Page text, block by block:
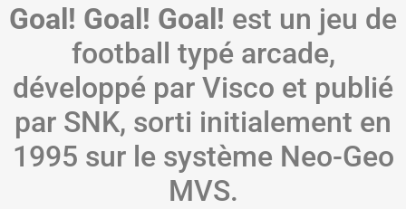
Goal! Goal! Goal! est un jeu de
football typé arcade,
développé par Visco et publié
par SNK, sorti initialement en
1995 sur le système Neo-Geo
MVS.